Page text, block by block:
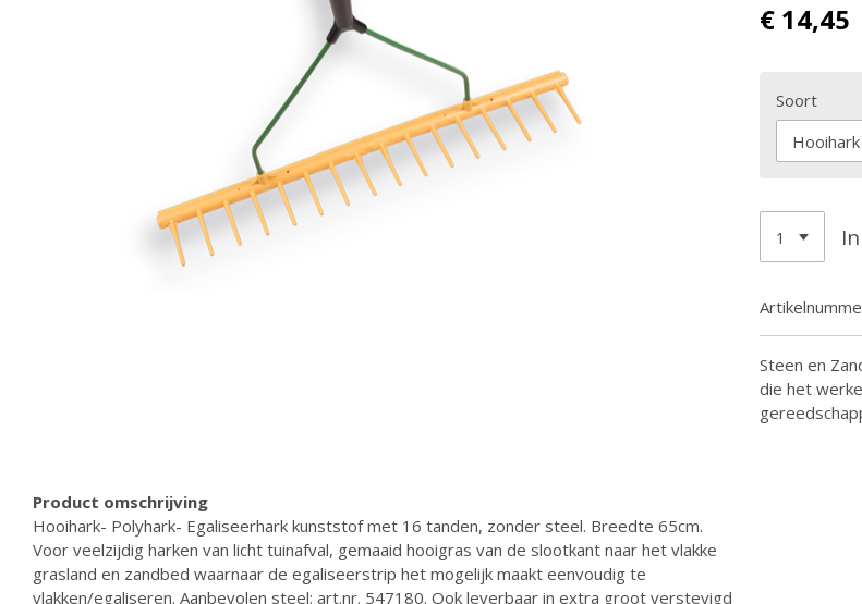
€ 14,45
Soort
Steen en
die het
Product omschrijving
Hooihark- Polyhark- Egaliseerhark kunststof met 16 tanden, zonder steel. Breedte 65cm.
Voor veelzijdig harken van licht tuinafval, gemaaid hooigras van de slootkant naar het vlakke
grasland en zandbed waarnaar de egaliseerstrip het mogelijk maakt eenvoudig te
vlakken/egaliseren. Aanbevolen steel: art.nr. 547180. Ook leverbaar in extra groot verstevigd